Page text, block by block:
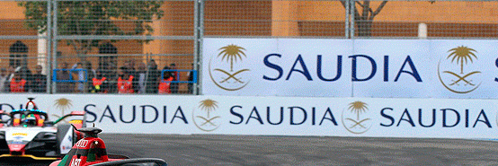
Turismo Varios
puede pasar con tu
si permanece
días sin usar?
AEADE Industria Motociclismo
Movilidad
Campaña busca cambiar
destino de los
en la región